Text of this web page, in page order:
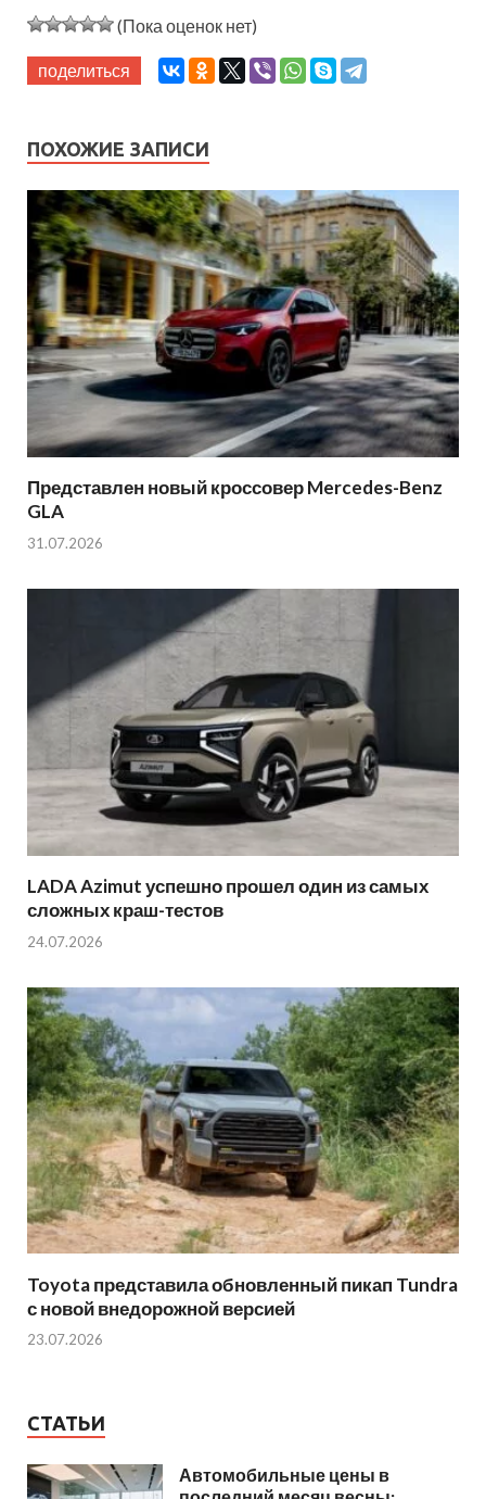
(Пока оценок нет)
поделиться
ПОХОЖИЕ ЗАПИСИ
Представлен новый кроссовер Mercedes-Benz
GLA
31.07.2026
LADA Azimut успешно прошел один из самых
сложных краш-тестов
24.07.2026
Toyota представила обновленный пикап Tundra
с новой внедорожной версией
23.07.2026
СТАТЬИ
Автомобильные цены в